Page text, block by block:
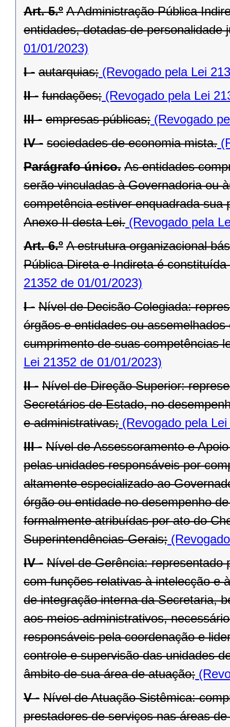
Art. 5.º A Administração Pública
entidades, dotadas de personalidade
01/01/2023)
I - autarquias; (Revogado pela Lei
II - fundações; (Revogado pela Lei
III - empresas públicas; (Revogado
IV - sociedades de economia mista.
Parágrafo único. As entidades
serão vinculadas à Governadoria ou
competência estiver enquadrada
Anexo II desta Lei. (Revogado pela
Art. 6.º A estrutura organizacional
Pública Direta e Indireta é
21352 de 01/01/2023)
I - Nível de Decisão Colegiada:
órgãos e entidades ou
cumprimento de suas competências
Lei 21352 de 01/01/2023)
II - Nível de Direção Superior:
Secretários de Estado, no
e administrativas; (Revogado pela
III - Nível de Assessoramento e
pelas unidades responsáveis por
altamente especializado ao
órgão ou entidade no desempenho
formalmente atribuídas por ato do
Superintendências-Gerais;
IV - Nível de Gerência: representado
com funções relativas à intelecção e
de integração interna da Secretaria,
aos meios administrativos,
responsáveis pela coordenação e
controle e supervisão das unidades
âmbito de sua área de atuação;
V - Nível de Atuação Sistêmica:
prestadores de serviços nas áreas